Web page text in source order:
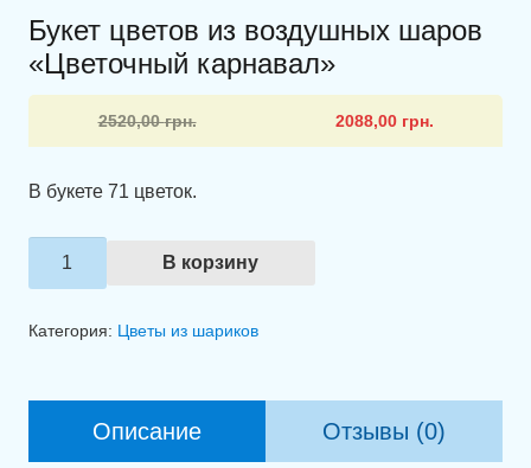
Букет цветов из воздушных шаров
«Цветочный карнавал»
2520,00грн.
Первоначальная
цена
составляла
2088,00 грн.
Текущая
цена:
2088,00 грн..
В букете 71 цветок.
Количество
товара
В корзину
Категория: Цветы из шариков
Описание Отзывы (0)